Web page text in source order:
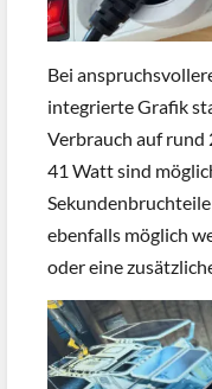
Bei
integrierte Grafik
Verbrauch auf rund
41 Watt sind
ebenfalls möglich
oder eine